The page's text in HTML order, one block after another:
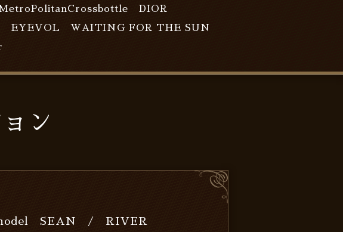
MetroPolitanCrossbottle
DIOR
EYEVOL
WAITING FOR THE SUN
ン
model SEAN / RIVER